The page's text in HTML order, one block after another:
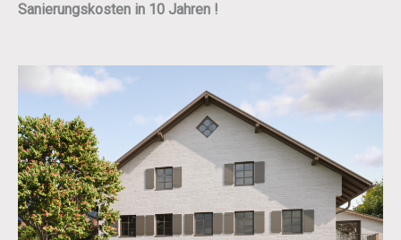
Sanierungskosten in 10 Jahren !